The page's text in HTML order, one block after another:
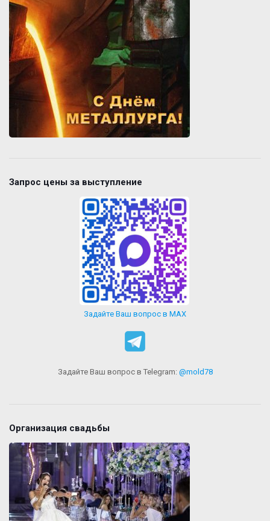
Запрос цены за выступление
Задайте Ваш вопрос в MAX
Задайте Ваш вопрос в Telegram: @mold78
Организация свадьбы